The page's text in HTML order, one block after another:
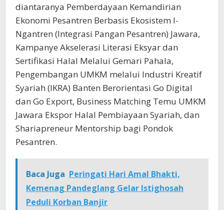
diantaranya Pemberdayaan Kemandirian
Ekonomi Pesantren Berbasis Ekosistem I-
Ngantren (Integrasi Pangan Pesantren) Jawara,
Kampanye Akselerasi Literasi Eksyar dan
Sertifikasi Halal Melalui Gemari Pahala,
Pengembangan UMKM melalui Industri Kreatif
Syariah (IKRA) Banten Berorientasi Go Digital
dan Go Export, Business Matching Temu UMKM
Jawara Ekspor Halal Pembiayaan Syariah, dan
Shariapreneur Mentorship bagi Pondok
Pesantren.
Baca Juga Peringati Hari Amal Bhakti,
Kemenag Pandeglang Gelar Istighosah
Peduli Korban Banjir